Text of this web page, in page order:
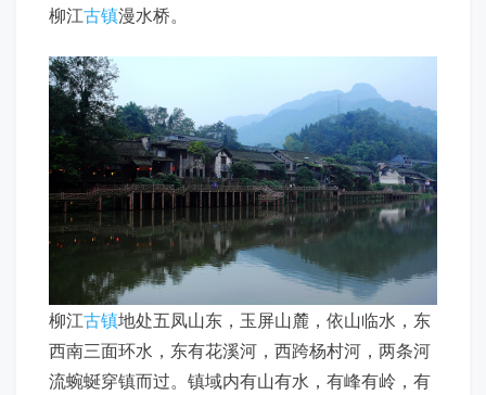
柳江古镇漫水桥。
柳江古镇地处五凤山东，玉屏山麓，依山临水，东
西南三面环水，东有花溪河，西跨杨村河，两条河
流蜿蜒穿镇而过。镇域内有山有水，有峰有岭，有